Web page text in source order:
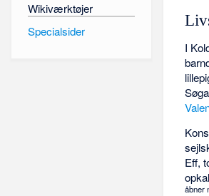
I
Eff,
åbner
Wikiværktøjer
Specialsider